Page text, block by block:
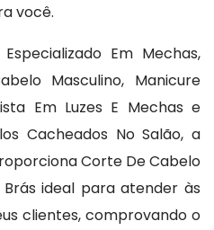
você.
Em Mechas,
Masculino, Manicure
Em Luzes E Mechas e
Cacheados No Salão, a
Corte De Cabelo
ideal para atender às
clientes, comprovando o